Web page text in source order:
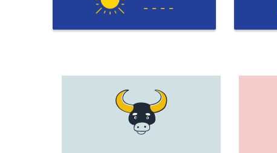
- - - -